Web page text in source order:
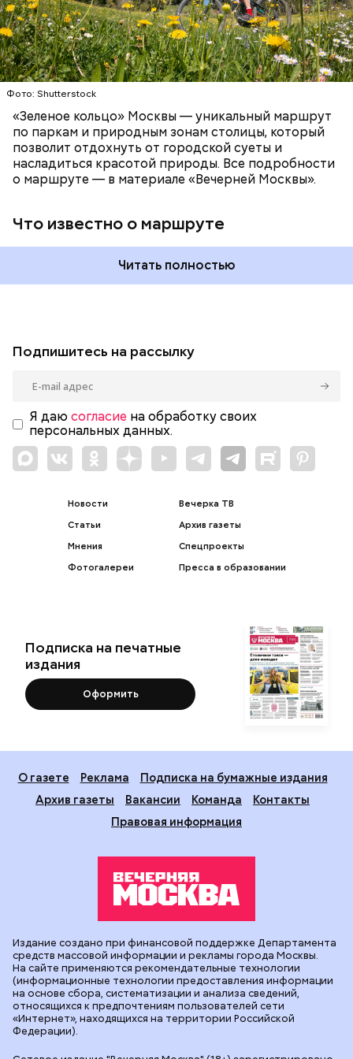
Фото: Shutterstock
«Зеленое кольцо» Москвы — уникальный маршрут
по паркам и природным зонам столицы, который
позволит отдохнуть от городской суеты и
насладиться красотой природы. Все подробности
о маршруте — в материале «Вечерней Москвы».
Что известно о маршруте
Читать полностью
Подпишитесь на рассылку
Я даю согласие на обработку своих
персональных данных.
Новости
Статьи
Мнения
Фотогалереи
Вечерка ТВ
Архив газеты
Спецпроекты
Пресса в образовании
Подписка на печатные
издания
Оформить
О газете Реклама
Подписка на бумажные издания
Архив газеты
Вакансии Команда
Контакты
Правовая информация
Издание создано при финансовой поддержке Департамента
средств массовой информации и рекламы города Москвы.
На сайте применяются рекомендательные технологии
(информационные технологии предоставления информации
на основе сбора, систематизации и анализа сведений,
относящихся к предпочтениям пользователей сети
«Интернет», находящихся на территории Российской
Федерации).